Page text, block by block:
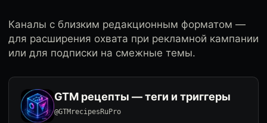
Каналы с близким редакционным форматом —
для расширения охвата при рекламной кампании
или для подписки на смежные темы.
GTM рецепты — теги и триггеры
@GTMrecipesRuPro